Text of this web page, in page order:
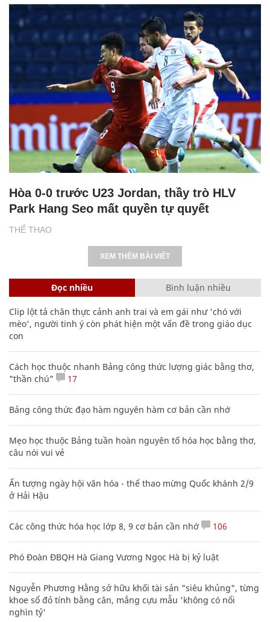
THỂ THAO
Hòa 0-0 trước U23 Jordan, thầy trò HLV
Park Hang Seo mất quyền tự quyết
XEM THÊM BÀI VIẾT
Đọc nhiều Bình luận nhiều
Clip lột tả chân thực cảnh anh trai và em gái như 'chó với
mèo', người tinh ý còn phát hiện một vấn đề trong giáo dục
con
Cách học thuộc nhanh Bảng công thức lượng giác bằng thơ,
"thần chú"
17
Bảng công thức đạo hàm nguyên hàm cơ bản cần nhớ
Mẹo học thuộc Bảng tuần hoàn nguyên tố hóa học bằng thơ,
câu nói vui vẻ
Ấn tượng ngày hội văn hóa - thể thao mừng Quốc khánh 2/9
ở Hải Hậu
Các công thức hóa học lớp 8, 9 cơ bản cần nhớ 106
Phó Đoàn ĐBQH Hà Giang Vương Ngọc Hà bị kỷ luật
Nguyễn Phương Hằng sở hữu khối tài sản "siêu khủng", từng
khoe sổ đỏ tính bằng cân, mắng cựu mẫu 'không có nổi
nghìn tỷ'